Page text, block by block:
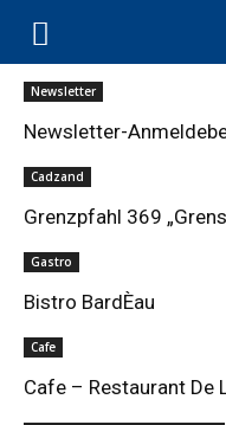
Newsletter
Newsletter-
Cadzand
Grenzpfahl 369
Gastro
Bistro BardÈau
Cafe
Cafe – Restaurant De